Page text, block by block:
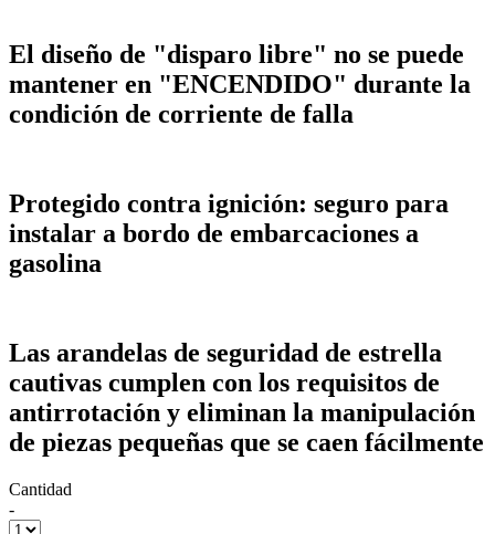
El diseño de "disparo libre" no se puede
mantener en "ENCENDIDO" durante la
condición de corriente de falla
Protegido contra ignición: seguro para
instalar a bordo de embarcaciones a
gasolina
Las arandelas de seguridad de estrella
cautivas cumplen con los requisitos de
antirrotación y eliminan la manipulación
de piezas pequeñas que se caen fácilmente
Cantidad
-